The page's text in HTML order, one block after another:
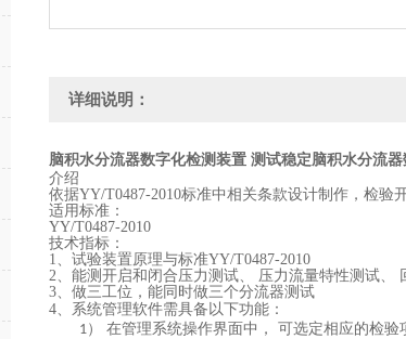
详细说明：
脑积水分流器数字化检测装置 测试稳定脑积水分流
介绍
依据YY/T0487-2010标准中相关条款设计制作，检验
适用标准：
YY/T0487-2010
技术指标：
1、试验装置原理与标准YY/T0487-2010
2、 能测开启和闭合压力测试、 压力流量特性测试、
3、 做三工位，能同时做三个分流器测试
4、 系统管理软件需具备以下功能：
1） 在管理系统操作界面中， 可选定相应的检验